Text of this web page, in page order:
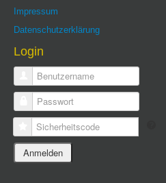
Impressum
Datenschutzerklärung
Login
Benutzername
Passwort
Sicherheitscode
Anmelden